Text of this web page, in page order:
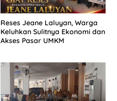
Reses Jeane Laluyan, Warga
Keluhkan Sulitnya Ekonomi dan
Akses Pasar UMKM